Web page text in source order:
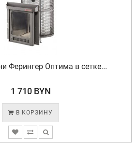
Ферингер Оптима в сетке...
1 710 BYN
В КОРЗИНУ